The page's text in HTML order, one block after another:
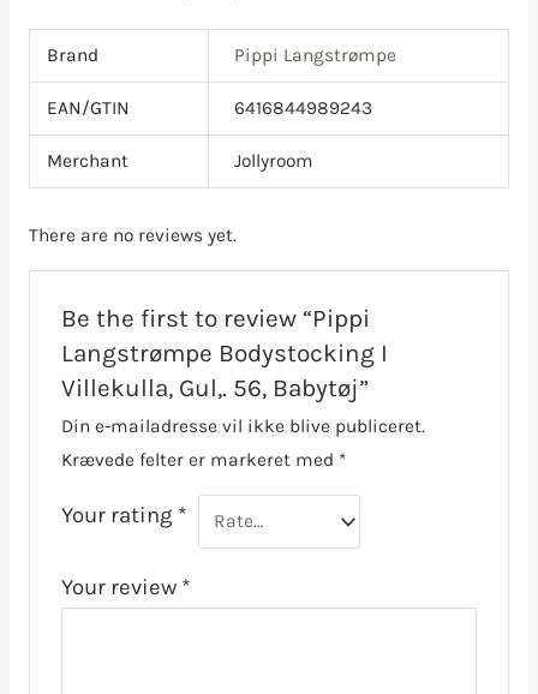
Brand Pippi Langstrømpe
EAN/GTIN 6416844989243
Merchant Jollyroom
There are no reviews yet.
Be the first to review “Pippi
Langstrømpe Bodystocking I
Villekulla, Gul,. 56, Babytøj”
Din e-mailadresse vil ikke blive publiceret.
Krævede felter er markeret med *
Your rating *
Your review *